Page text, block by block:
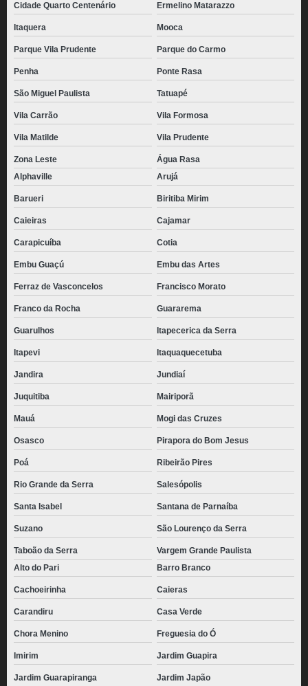
Cidade Quarto Centenário Ermelino Matarazzo
Itaquera Mooca
Parque Vila Prudente Parque do Carmo
Penha Ponte Rasa
São Miguel Paulista Tatuapé
Vila Carrão Vila Formosa
Vila Matilde Vila Prudente
Zona Leste
Água Rasa
Alphaville
Arujá
Barueri Biritiba Mirim
Caieiras Cajamar
Carapicuíba Cotia
Embu Guaçú Embu das Artes
Ferraz de Vasconcelos Francisco Morato
Franco da Rocha Guararema
Guarulhos Itapecerica da Serra
Itapevi Itaquaquecetuba
Jandira Jundiaí
Juquitiba Mairiporã
Mauá Mogi das Cruzes
Osasco Pirapora do Bom Jesus
Poá Ribeirão Pires
Rio Grande da Serra Salesópolis
Santa Isabel Santana de Parnaíba
Suzano São Lourenço da Serra
Taboão da Serra
Vargem Grande Paulista
Alto do Pari
Barro Branco
Cachoeirinha Caieras
Carandiru Casa Verde
Chora Menino Freguesia do Ó
Imirim Jardim Guapira
Jardim Guarapiranga Jardim Japão